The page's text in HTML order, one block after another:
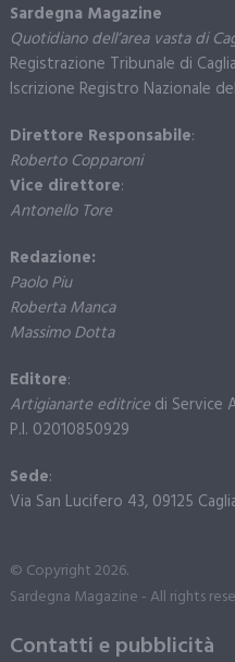
Sardegna Magazine
Quotidiano dell’area vasta di
Registrazione Tribunale di
Iscrizione Registro Nazionale
Direttore Responsabile:
Roberto Copparoni
Vice direttore:
Antonello Tore
Redazione:
Paolo Piu
Roberta Manca
Massimo Dotta
Editore:
Artigianarte editricedi Service
P.I. 02010850929
Sede:
Via San Lucifero 43, 09125
© Copyright 2026.
Sardegna Magazine - All rights
Contatti e pubblicità